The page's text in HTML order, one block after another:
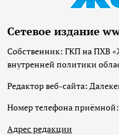
Сетевое издание
Собственник: ГКП на ПХВ
внутренней политики
Редактор веб-сайта:
Номер телефона приёмной:
Адрес редакции